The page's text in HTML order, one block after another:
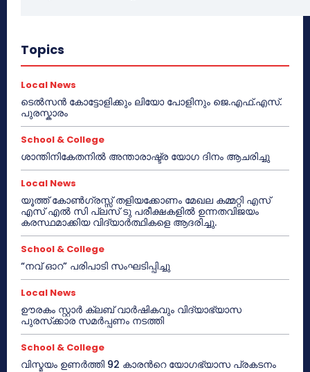
Topics
Local News
ടെൽസൻ കോട്ടോളിക്കും ലിയോ പോളിനും ജെ.എഫ്.എസ്.
പുരസ്കാരം
School & College
ശാന്തിനികേതനിൽ അന്താരാഷ്ട്ര യോഗ ദിനം ആചരിച്ചു
Local News
യൂത്ത് കോൺഗ്രസ്സ് തളിയക്കോണം മേഖല കമ്മറ്റി എസ്
എസ് എൽ സി പ്ലസ് ടു പരീക്ഷകളിൽ ഉന്നതവിജയം
കരസ്ഥമാക്കിയ വിദ്യാർത്ഥികളെ ആദരിച്ചു.
School & College
“നവ് ഓറ” പരിപാടി സംഘടിപ്പിച്ചു
Local News
ഊരകം സ്റ്റാർ ക്ലബ് വാർഷികവും വിദ്യാഭ്യാസ
പുരസ്‌ക്കാര സമർപ്പണം നടത്തി
School & College
വിസ്മയം ഉണർത്തി 92 കാരൻറെ യോഗഭ്യാസ പ്രകടനം